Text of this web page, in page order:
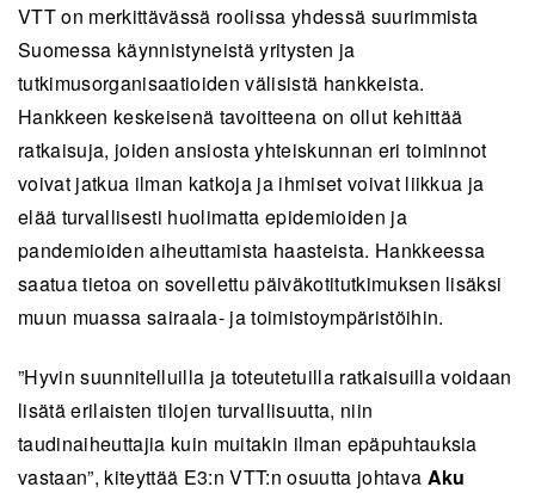
VTT on merkittävässä roolissa yhdessä suurimmista
Suomessa käynnistyneistä yritysten ja
tutkimusorganisaatioiden välisistä hankkeista.
Hankkeen keskeisenä tavoitteena on ollut kehittää
ratkaisuja, joiden ansiosta yhteiskunnan eri toiminnot
voivat jatkua ilman katkoja ja ihmiset voivat liikkua ja
elää turvallisesti huolimatta epidemioiden ja
pandemioiden aiheuttamista haasteista. Hankkeessa
saatua tietoa on sovellettu päiväkotitutkimuksen lisäksi
muun muassa sairaala- ja toimistoympäristöihin.
”Hyvin suunnitelluilla ja toteutetuilla ratkaisuilla voidaan
lisätä erilaisten tilojen turvallisuutta, niin
taudinaiheuttajia kuin muitakin ilman epäpuhtauksia
vastaan”, kiteyttää E3:n VTT:n osuutta johtava Aku